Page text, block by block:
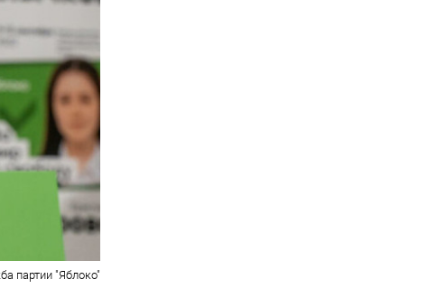
партии "Яблоко"